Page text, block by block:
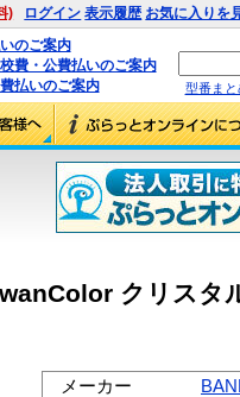
) ログイン 表示履歴 お気に入りを
のご案内
費・公費払いのご案内
払いのご案内
型番ま
クリスタ
メーカー